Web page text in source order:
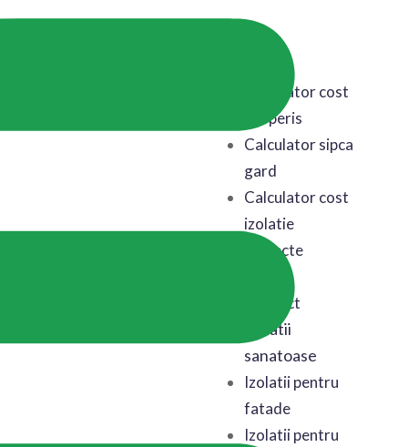
Calculator cost
acoperis
Calculator sipca
gard
Calculator cost
izolatie
Proiecte
Contact
Izolatii
sanatoase
Izolatii pentru
fatade
Izolatii pentru